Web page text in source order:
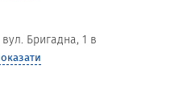
вул. Бригадна, 1 в